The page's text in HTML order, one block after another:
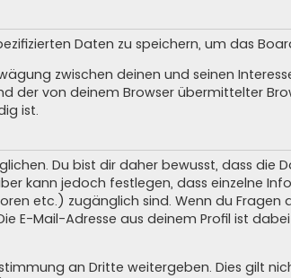
Daten zu speichern, um das
zwischen deinen und seinen
der von deinem Browser übermittelter
ist.
Du bist dir daher bewusst, dass die
kann jedoch festlegen, dass einzelne
etc.) zugänglich sind. Wenn du Fragen
E-Mail-Adresse aus deinem Profil ist
an Dritte weitergeben. Dies gilt